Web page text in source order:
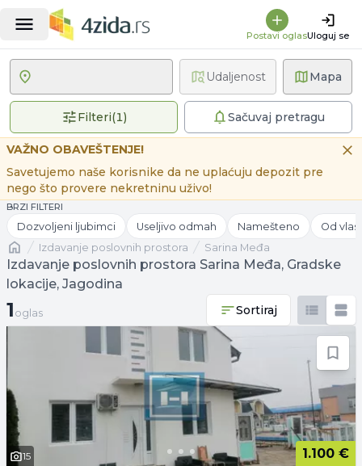
Postavi oglasUloguj se
Mapa
Filteri(1)1 primenjen filterSačuvaj pretragu
Udaljenost
VAŽNO OBAVEŠTENJE!
Savetujemo naše korisnike da ne uplaćuju depozit pre
nego što provere nekretninu uživo!
BRZI FILTERI
Dozvoljeni ljubimci Useljivo odmah Namešteno Od
Naslovnaizdavanje poslovnih prostora Sarina Međa
Izdavanje poslovnih prostora Sarina Međa, Gradske
lokacije, Jagodina
1 oglas
1 oglas Sortiraj
15
1.100 €